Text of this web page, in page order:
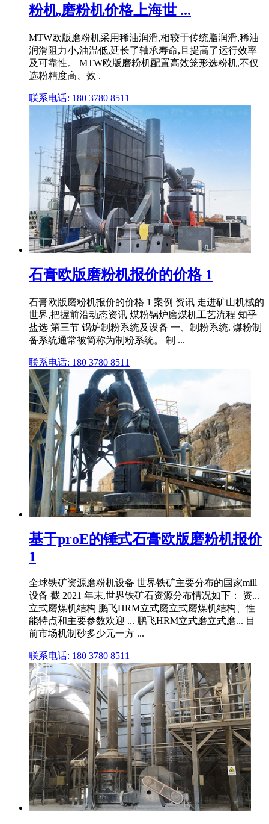
粉机,磨粉机价格上海世 ...
MTW欧版磨粉机采用稀油润滑,相较于传统脂润滑,稀油
润滑阻力小,油温低,延长了轴承寿命,且提高了运行效率
及可靠性。 MTW欧版磨粉机配置高效笼形选粉机,不仅
选粉精度高、效 .
联系电话: 180 3780 8511
石膏欧版磨粉机报价的价格 1
石膏欧版磨粉机报价的价格 1 案例 资讯 走进矿山机械的
世界,把握前沿动态资讯 煤粉锅炉磨煤机工艺流程 知乎
盐选 第三节 锅炉制粉系统及设备 一、制粉系统. 煤粉制
备系统通常被简称为制粉系统。 制 ...
联系电话: 180 3780 8511
基于proE的锤式石膏欧版磨粉机报价
1
全球铁矿资源磨粉机设备 世界铁矿主要分布的国家mill
设备 截 2021 年末,世界铁矿石资源分布情况如下： 资...
立式磨煤机结构 鹏飞HRM立式磨立式磨煤机结构、性
能特点和主要参数欢迎 ... 鹏飞HRM立式磨立式磨... 目
前市场机制砂多少元一方 ...
联系电话: 180 3780 8511